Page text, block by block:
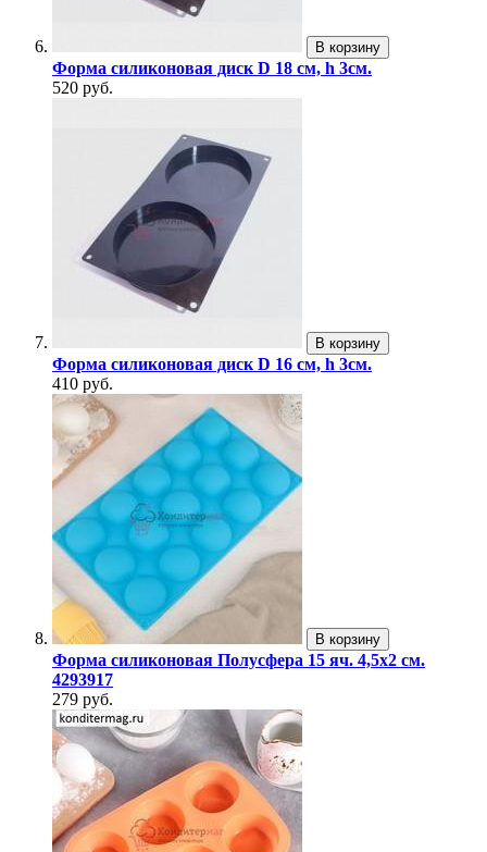
В корзину
Форма силиконовая диск D 18 см, h 3см.
520 руб.
В корзину
Форма силиконовая диск D 16 см, h 3см.
410 руб.
В корзину
Форма силиконовая Полусфера 15 яч. 4,5х2 см.
4293917
279 руб.